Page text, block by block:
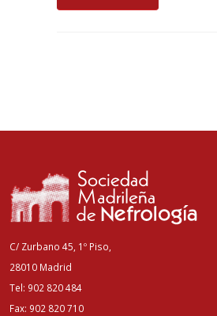
C/ Zurbano 45, 1º Piso,
28010 Madrid
Tel: 902 820 484
Fax: 902 820 710